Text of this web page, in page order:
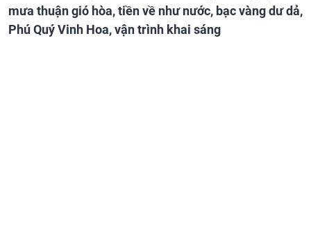
mưa thuận gió hòa, tiền về như nước, bạc vàng dư dả,
Phú Quý Vinh Hoa, vận trình khai sáng